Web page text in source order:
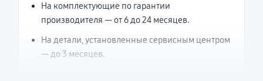
На комплектующие по гарантии
производителя — от 6 до 24 месяцев.
На детали, установленные сервисным центром
— до 3 месяцев.